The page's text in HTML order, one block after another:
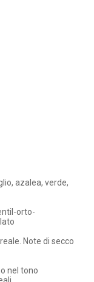
azalea, verde,
orto-
Note di secco
nel tono